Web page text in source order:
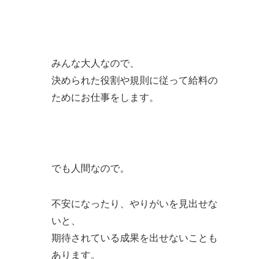
みんな大人なので、
決められた役割や規則に従って給料の
ためにお仕事をします。
でも人間なので。
不安になったり、やりがいを見出せな
いと、
期待されている成果を出せないことも
あります。